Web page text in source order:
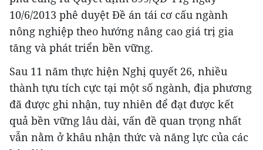
10/6/2013 phê duyệt Đề án tái cơ cấu ngành
nông nghiệp theo hướng nâng cao giá trị gia
tăng và phát triển bền vững.
Sau 11 năm thực hiện Nghị quyết 26, nhiều
thành tựu tích cực tại một số ngành, địa phương
đã được ghi nhận, tuy nhiên để đạt được kết
quả bền vững lâu dài, vấn đề quan trọng nhất
vẫn nằm ở khâu nhận thức và năng lực của các